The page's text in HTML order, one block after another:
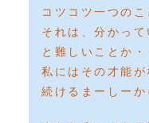
コツコツ一つの
それは、分かっ
と難しいことか・
私にはその才能
続けるまーしーか